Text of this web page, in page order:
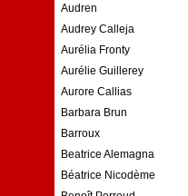
Audren
Audrey Calleja
Aurélia Fronty
Aurélie Guillerey
Aurore Callias
Barbara Brun
Barroux
Beatrice Alemagna
Béatrice Nicodème